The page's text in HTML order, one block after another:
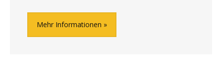
Mehr Informationen